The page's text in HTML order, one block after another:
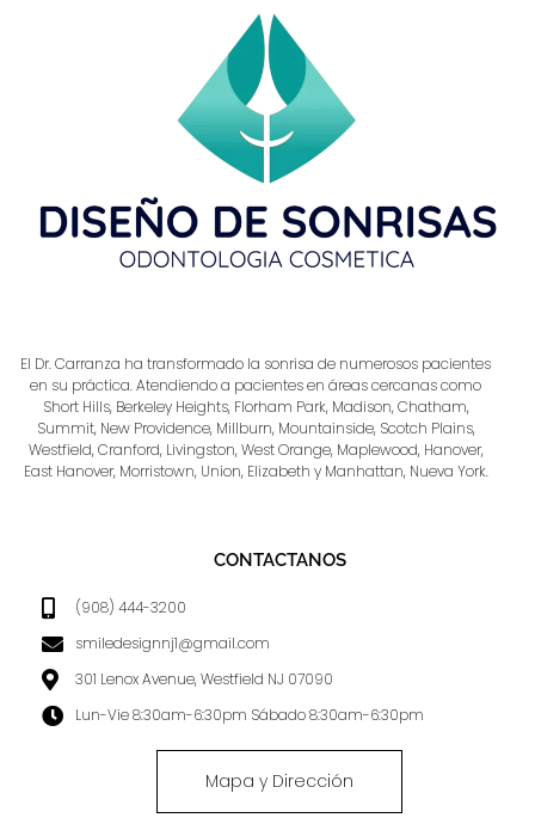
El Dr. Carranza ha transformado la sonrisa de numerosos pacientes
en su práctica. Atendiendo a pacientes en áreas cercanas como
Short Hills, Berkeley Heights, Florham Park, Madison, Chatham,
Summit, New Providence, Millburn, Mountainside, Scotch Plains,
Westfield, Cranford, Livingston, West Orange, Maplewood, Hanover,
East Hanover, Morristown, Union, Elizabeth y Manhattan, Nueva York.
CONTACTANOS
(908) 444-3200
smiledesignnj1@gmail.com
301 Lenox Avenue, Westfield NJ 07090
Lun-Vie 8:30am-6:30pm Sábado 8:30am-6:30pm
Mapa y Dirección